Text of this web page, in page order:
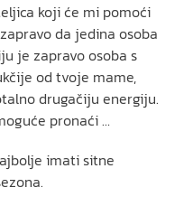
koji će mi pomoći
da jedina osoba
je zapravo osoba s
od tvoje mame,
drugačiju energiju.
pronaći …
imati sitne